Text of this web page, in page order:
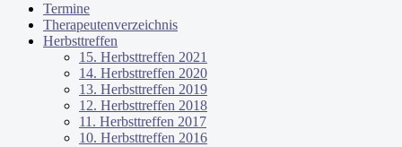
Termine
Therapeutenverzeichnis
Herbsttreffen
15. Herbsttreffen 2021
14. Herbsttreffen 2020
13. Herbsttreffen 2019
12. Herbsttreffen 2018
11. Herbsttreffen 2017
10. Herbsttreffen 2016